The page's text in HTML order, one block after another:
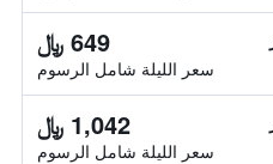
649 ﷼
سعر الليلة شامل الرسوم
1,042 ﷼
سعر الليلة شامل الرسوم